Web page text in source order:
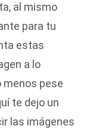
al mismo
para tu
estas
a lo
menos pese
te dejo un
las imágenes